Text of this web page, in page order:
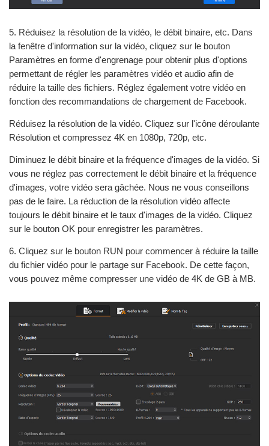
5. Réduisez la résolution de la vidéo, le débit binaire, etc. Dans
la fenêtre d'information sur la vidéo, cliquez sur le bouton
Paramètres en forme d'engrenage pour obtenir plus d'options
permettant de régler les paramètres vidéo et audio afin de
réduire la taille des fichiers. Réglez également votre vidéo en
fonction des recommandations de chargement de Facebook.
Réduisez la résolution de la vidéo. Cliquez sur l'icône déroulante
Résolution et compressez 4K en 1080p, 720p, etc.
Diminuez le débit binaire et la fréquence d'images de la vidéo. Si
vous ne réglez pas correctement le débit binaire et la fréquence
d'images, votre vidéo sera gâchée. Nous ne vous conseillons
pas de le faire. La réduction de la résolution vidéo affecte
toujours le débit binaire et le taux d'images de la vidéo. Cliquez
sur le bouton OK pour enregistrer les paramètres.
6. Cliquez sur le bouton RUN pour commencer à réduire la taille
du fichier vidéo pour le partage sur Facebook. De cette façon,
vous pouvez même compresser une vidéo de 4K de GB à MB.